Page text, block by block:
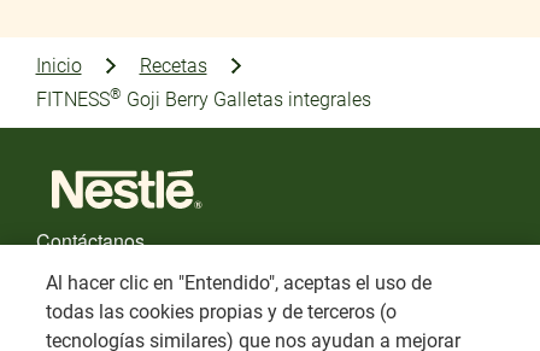
Inicio
Recetas
FITNESS® Goji Berry Galletas integrales
Contáctanos
FAQs
Al hacer clic en "Entendido", aceptas el uso de
todas las cookies propias y de terceros (o
tecnologías similares) que nos ayudan a mejorar